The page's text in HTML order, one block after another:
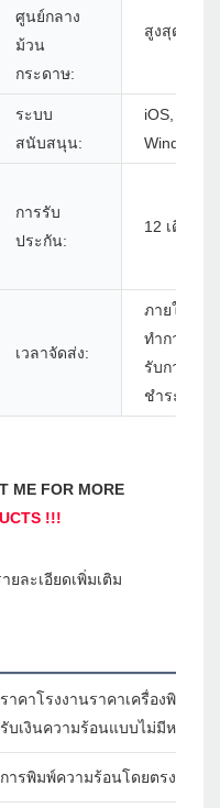
ศูนย์กลาง
ม้วน
กระดาษ:
สูงสุด 83
ระบบ
สนับสนุน:
iOS,
Windows,
การรับ
ประกัน:
12 เดือน
เวลาจัดส่ง:
ภายใน 5-
ทำการหลัง
รับการยืน
ชำระเงิน
ราคาโรงงานราคาเครื่องพิมพ์เ
รับเงินความร้อนแบบไม่มีหมึก
การพิมพ์ความร้อนโดยตรง